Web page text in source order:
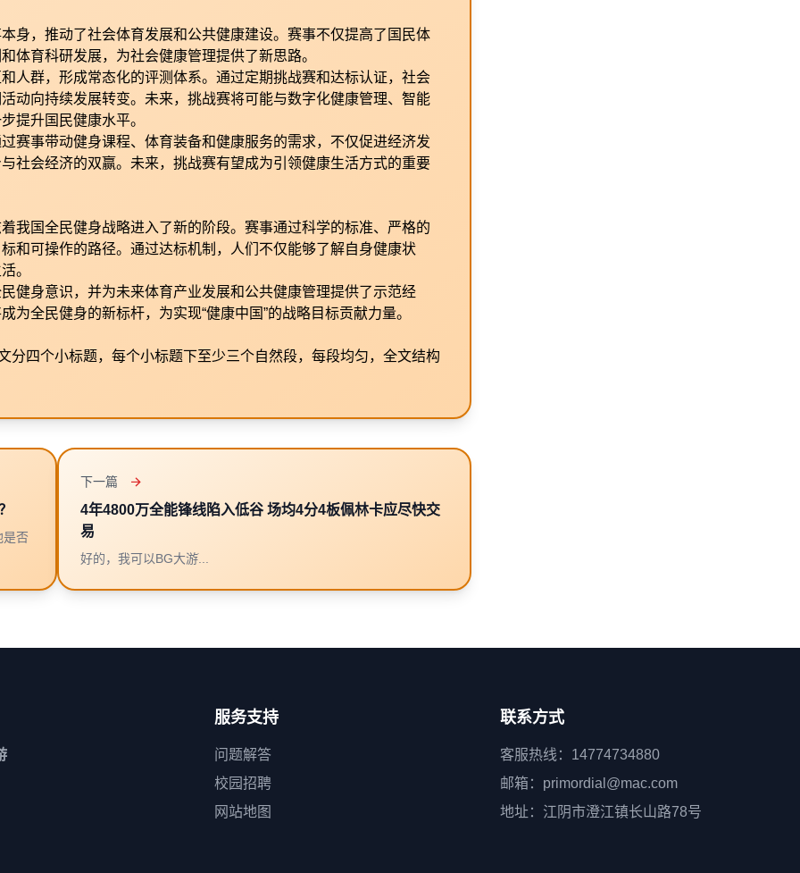
身，推动了社会体育发展和公共健康建设。赛事不仅提高了国民体
体育科研发展，为社会健康管理提供了新思路。
人群，形成常态化的评测体系。通过定期挑战赛和达标认证，社会
动向持续发展转变。未来，挑战赛将可能与数字化健康管理、智能
提升国民健康水平。
赛事带动健身课程、体育装备和健康服务的需求，不仅促进经济发
社会经济的双赢。未来，挑战赛有望成为引领健康生活方式的重要
我国全民健身战略进入了新的阶段。赛事通过科学的标准、严格的
和可操作的路径。通过达标机制，人们不仅能够了解自身健康状
。
健身意识，并为未来体育产业发展和公共健康管理提供了示范经
全民健身的新标杆，为实现“健康中国”的战略目标贡献力量。
分四个小标题，每个小标题下至少三个自然段，每段均匀，全文结构
是否
下一篇
4年4800万全能锋线陷入低谷 场均4分4板佩林卡应尽快交
易
好的，我可以BG大游ֹ...
服务支持
问题解答
校园招聘
网站地图
联系方式
客服热线：14774734880
邮箱：primordial@mac.com
地址：江阴市澄江镇长山路78号